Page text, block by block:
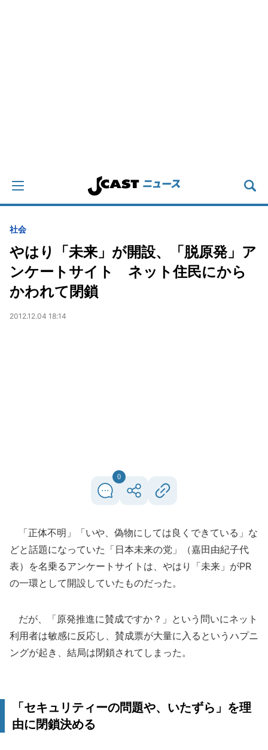
社会
やはり「未来」が開設、「脱原発」ア
ンケートサイト ネット住民にから
かわれて閉鎖
2012.12.04 18:14
0
「正体不明」「いや、偽物にしては良くできている」な
どと話題になっていた「日本未来の党」（嘉田由紀子代
表）を名乗るアンケートサイトは、やはり「未来」がPR
の一環として開設していたものだった。
だが、「原発推進に賛成ですか？」という問いにネット
利用者は敏感に反応し、賛成票が大量に入るというハプニ
ングが起き、結局は閉鎖されてしまった。
「セキュリティーの問題や、いたずら」を理
由に閉鎖決める